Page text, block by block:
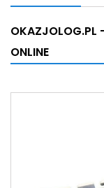
OKAZJOLOG.PL
ONLINE